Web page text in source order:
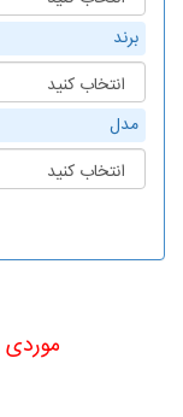
برند
مدل
موردی